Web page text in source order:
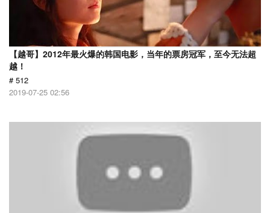
【越哥】2012年最火爆的韩国电影，当年的票房冠军，至今无法超
越！
# 512
2019-07-25 02:56